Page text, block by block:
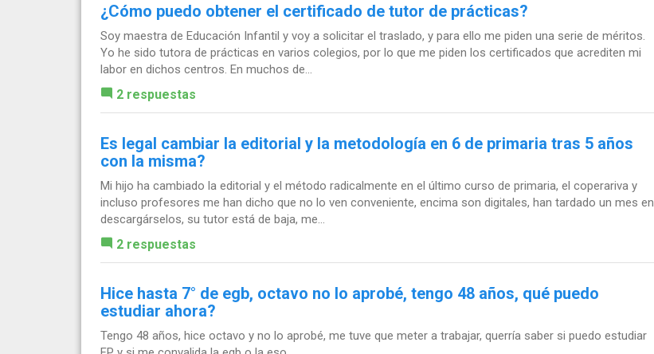
¿Cómo puedo obtener el certificado de tutor de prácticas?
Soy maestra de Educación Infantil y voy a solicitar el traslado, y para ello me piden una serie de méritos.
Yo he sido tutora de prácticas en varios colegios, por lo que me piden los certificados que acrediten mi
labor en dichos centros. En muchos de...
2 respuestas
Es legal cambiar la editorial y la metodología en 6 de primaria tras 5 años
con la misma?
Mi hijo ha cambiado la editorial y el método radicalmente en el último curso de primaria, el coperariva y
incluso profesores me han dicho que no lo ven conveniente, encima son digitales, han tardado un mes en
descargárselos, su tutor está de baja, me...
2 respuestas
Hice hasta 7° de egb, octavo no lo aprobé, tengo 48 años, qué puedo
estudiar ahora?
Tengo 48 años, hice octavo y no lo aprobé, me tuve que meter a trabajar, querría saber si puedo estudiar